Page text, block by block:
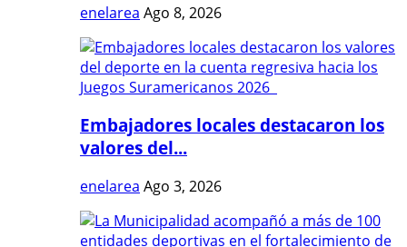
enelarea Ago 8, 2026
Embajadores locales destacaron los
valores del...
enelarea Ago 3, 2026